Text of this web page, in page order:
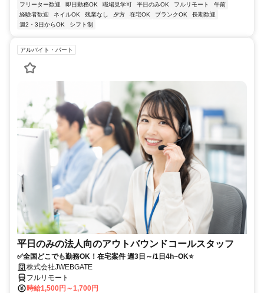
フリーター歓迎
即日勤務OK 職場見学可 平日のみOK フルリモート
午前
経験者歓迎
ネイルOK 残業なし 夕方 在宅OK ブランクOK
長期歓迎
週2・3日からOK
シフト制
アルバイト・パート
平日のみの法人向のアウトバウンドコールスタッフ
✅全国どこでも勤務OK！在宅案件 週3日～/1日4h~OK⭐
株式会社JWEBGATE
フルリモート
時給1,500円～1,700円